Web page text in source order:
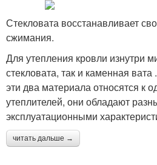
Стекловата восстанавливает
сжимания.
Для утепления кровли изнутри
стекловата, так и каменная
эти два материала относятся к
утеплителей, они обладают
эксплуатационными
читать дальше →